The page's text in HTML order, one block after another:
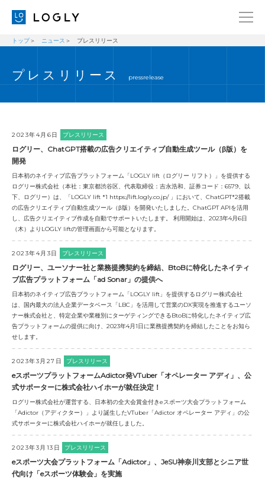
ENGLISH
経営理念
ニュース
ブログ
事業内容
採用情報
IR
お問い合わせ
トップ ニュース プレスリリース
プレスリリース pressrelease
2023年4月6日 プレスリリース
ログリー、ChatGPT搭載の広告クリエイティブ自動生成ツール（β版）を
開発
日本初のネイティブ広告プラットフォーム「LOGLY lift（ログリー リフト）」を提供する
ログリー株式会社（本社：東京都渋谷区、代表取締役：吉永浩和、証券コード：6579、以
下、ログリー）は、「LOGLY lift *1 https://lift.logly.co.jp/ 」において、ChatGPT*2搭載
の広告クリエイティブ自動生成ツール（β版）を開発いたしました。ChatGPT APIを活用
し、広告クリエイティブ作成を自動でサポートいたします。 利用開始は、2023年4月6日
（木）よりLOGLY liftの管理画面から可能となります。
2023年4月3日 プレスリリース
ログリー、ユーソナー社と業務提携契約を締結、BtoBに特化したネイティ
ブ広告プラットフォーム「ad Sonar」の提供へ
日本初のネイティブ広告プラットフォーム「LOGLY lift」を提供するログリー株式会社
は、国内最大の法人企業データベース「LBC」を活用して営業のDX実現を推進するユーソ
ナー株式会社と、特定企業や業種別にターゲティングできるBtoBに特化したネイティブ広
告プラットフォームの提供に向け、2023年4月1日に業務提携契約を締結したことをお知ら
せします。
2023年3月27日 プレスリリース
eスポーツプラットフォームAdictor発VTuber「オペレーター アディ」、公
式サポーターに株式会社ハイホーが就任決定！
ログリー株式会社が運営する、日本初の全大会賞金付きeスポーツ大会プラットフォーム
「Adictor（アディクター）」より誕生したVTuber「Adictor オペレーター アディ」の公
式サポーターに株式会社ハイホーが就任しました。
2023年3月13日 プレスリリース
eスポーツ大会プラットフォーム「Adictor」、JeSU神奈川支部とシニア世
代向け「eスポーツ体験会」を実施